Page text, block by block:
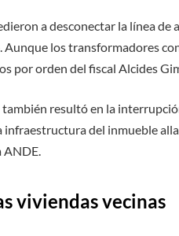
a desconectar la línea
los transformadores
por orden del fiscal Alcides
resultó en la
del inmueble
ANDE.
viviendas vecinas